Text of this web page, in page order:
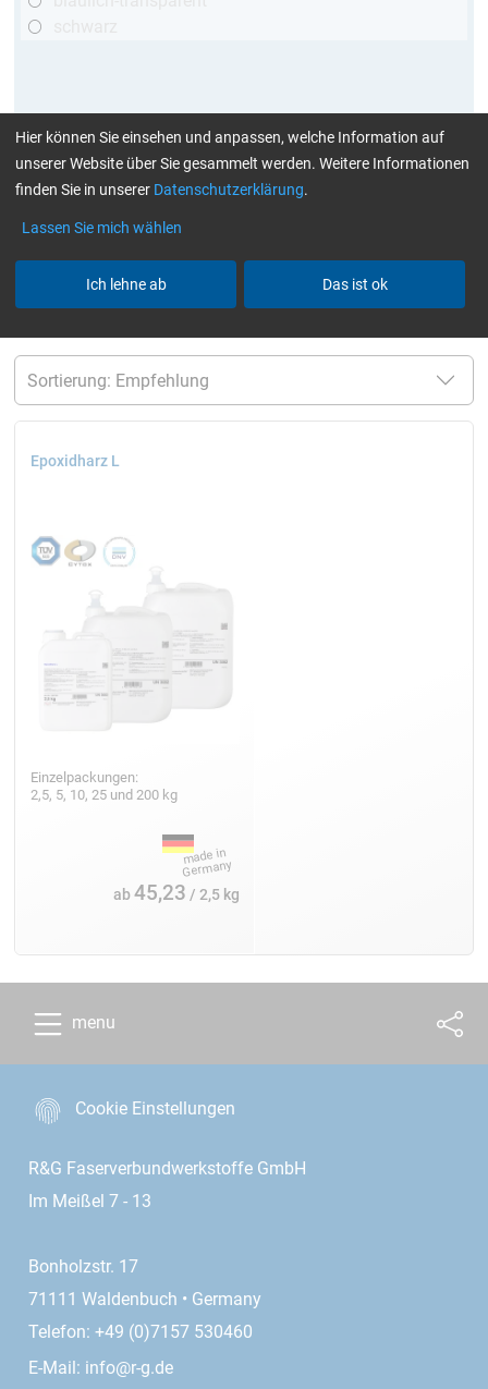
mehr Infos:Klebstoffe finden Sie hier
aktuelle Filter: über 120 Min bis 120 °C
Epoxidharz L
Einzelpackungen:
2,5, 5, 10, 25 und 200 kg
ab45,23 / 2,5 kg
menu
Cookie Einstellungen
R&G Faserverbundwerkstoffe GmbH
Im Meißel 7 - 13
Bonholzstr. 17
71111 Waldenbuch • Germany
Telefon: +49 (0)7157 530460
E-Mail: info@r-g.de
Hier können Sie einsehen und anpassen, welche Information auf
unserer Website über Sie gesammelt werden. Weitere Informationen
finden Sie in unserer Datenschutzerklärung.
Lassen Sie mich wählen
Ich lehne ab Das ist ok